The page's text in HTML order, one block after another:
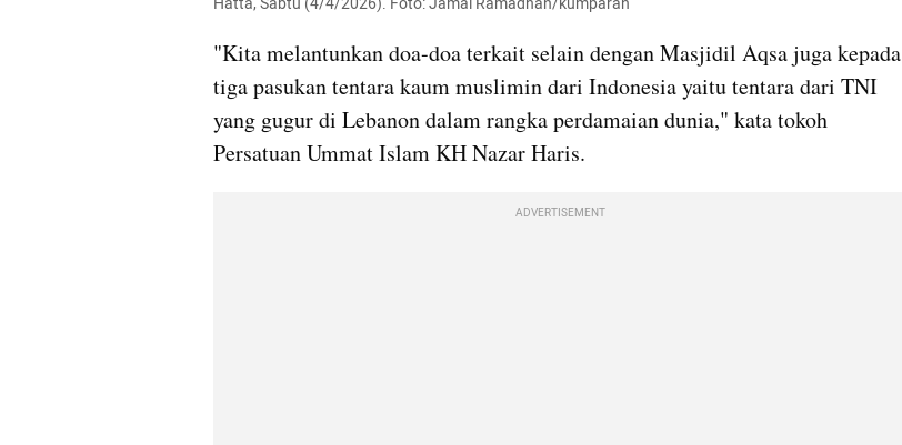
"Kita melantunkan doa-doa terkait selain dengan Masjidil Aqsa juga kepada
tiga pasukan tentara kaum muslimin dari Indonesia yaitu tentara dari TNI
yang gugur di Lebanon dalam rangka perdamaian dunia," kata tokoh
Persatuan Ummat Islam KH Nazar Haris.
ADVERTISEMENT